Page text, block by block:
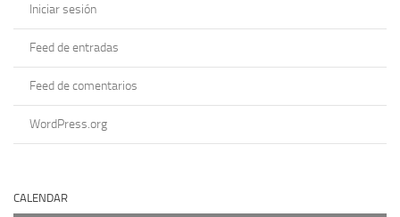
Iniciar sesión
Feed de entradas
Feed de comentarios
WordPress.org
CALENDAR